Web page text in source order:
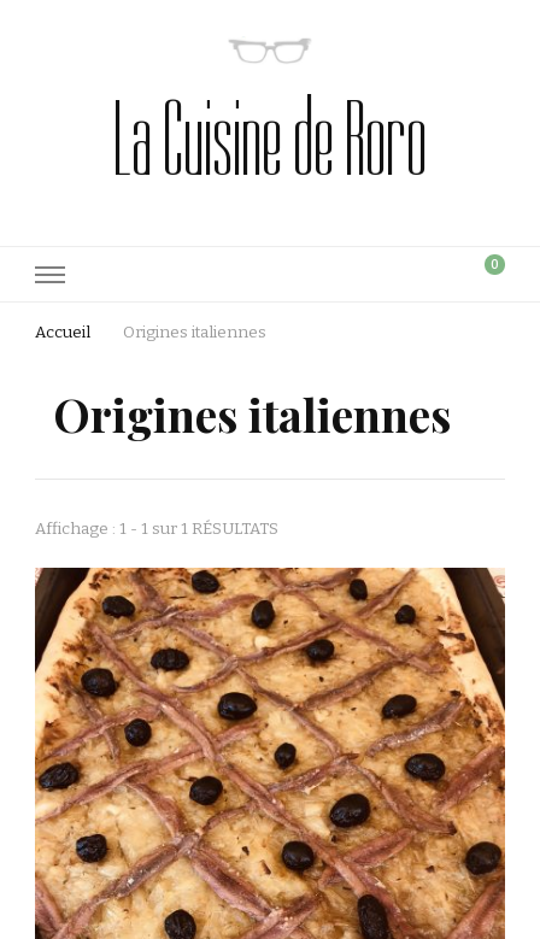
La Cuisine de Roro
0
Accueil Origines italiennes
Origines italiennes
Affichage : 1 - 1 sur 1 RÉSULTATS